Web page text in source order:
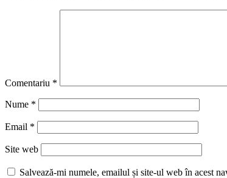
Comentariu *
Nume *
Email *
Site web
Salvează-mi numele, emailul și site-ul web în acest